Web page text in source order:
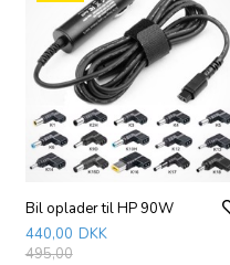
Bil oplader til HP 90W
440,00 DKK
495,00